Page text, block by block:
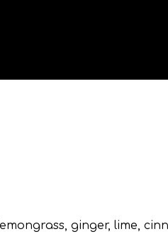
ginger, lime,